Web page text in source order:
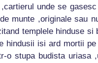
unde se
munte ,originale sau
templele hinduse
hindusii isi ard mortii
o stupa budista uriasa